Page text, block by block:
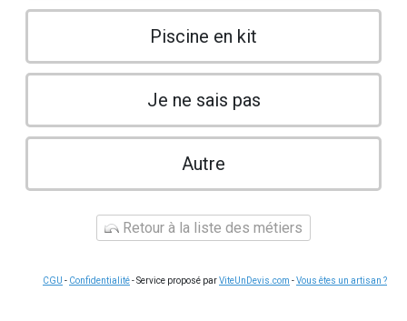
Piscine en kit
Je ne sais pas
Autre
Retour à la liste des métiers
CGU - Confidentialité- Service proposé parViteUnDevis.com -Vous êtes un artisan ?